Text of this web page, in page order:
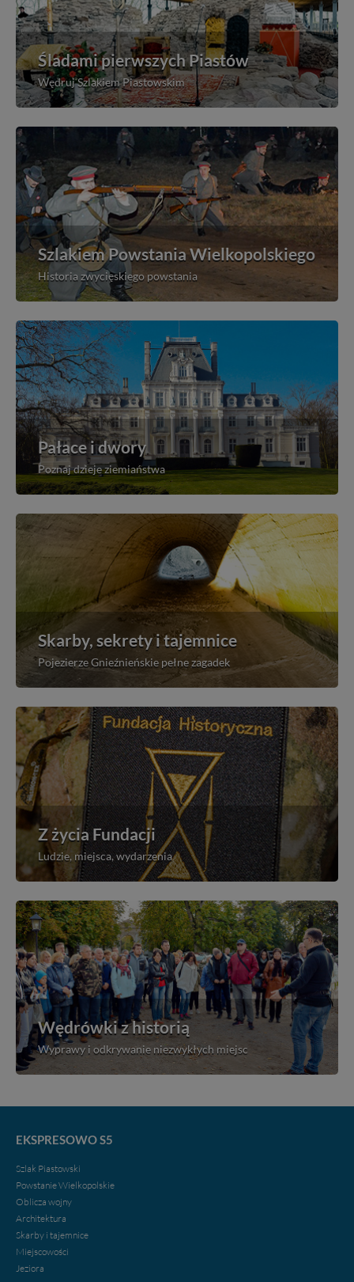
Śladami pierwszych Piastów
Wędruj Szlakiem Piastowskim
Szlakiem Powstania Wielkopolskiego
Historia zwycięskiego powstania
Pałace i dwory
Poznaj dzieje ziemiaństwa
Skarby, sekrety i tajemnice
Pojezierze Gnieźnieńskie pełne zagadek
Z życia Fundacji
Ludzie, miejsca, wydarzenia
Wędrówki z historią
Wyprawy i odkrywanie niezwykłych miejsc
EKSPRESOWO S5
Szlak Piastowski
Powstanie Wielkopolskie
Oblicza wojny
Architektura
Skarby i tajemnice
Miejscowości
Jeziora